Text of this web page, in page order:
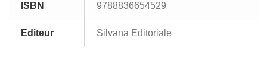
ISBN 9788836654529
Editeur Silvana Editoriale